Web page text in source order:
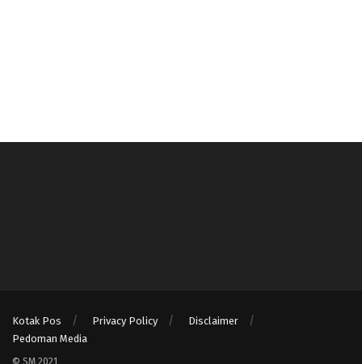
Kotak Pos Privacy Policy
Disclaimer
Pedoman Media
© SM 2021